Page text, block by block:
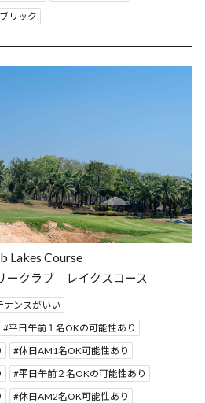
リック
Lakes Course
ークラブ レイクスコース
ナンスがいい
平日午前１名OKの可能性あり
休日AM1名OK可能性あり
平日午前２名OKの可能性あり
休日AM2名OK可能性あり